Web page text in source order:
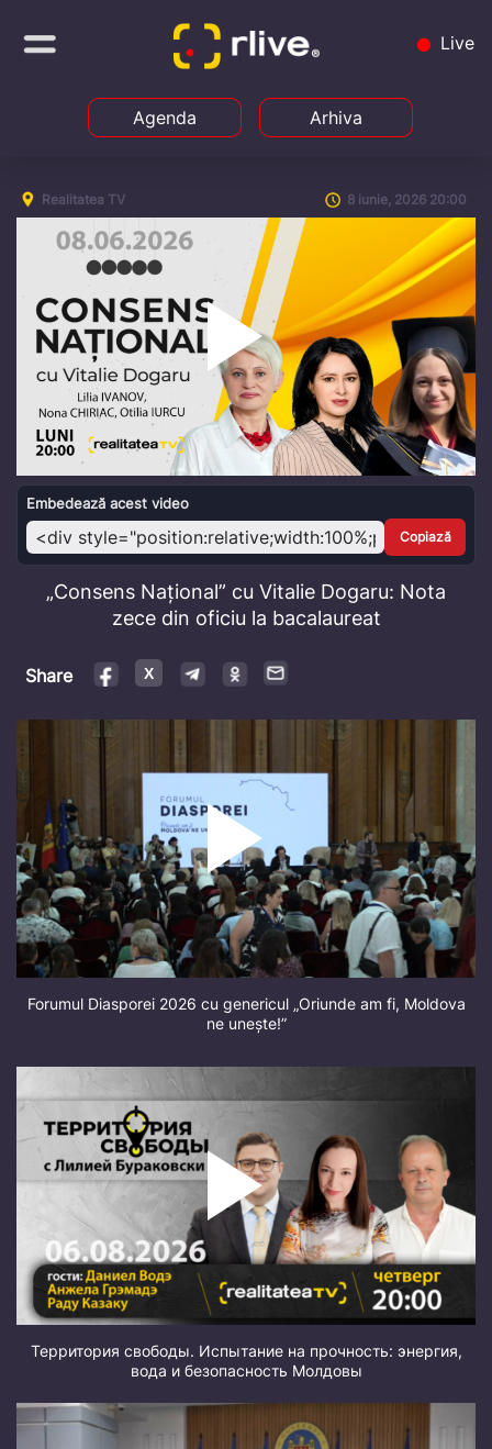
Live
Agenda Arhiva
Realitatea TV 8 iunie, 2026 20:00
Play
Video
Embedează acest video
Copiază
„Consens Național” cu Vitalie Dogaru: Nota
zece din oficiu la bacalaureat
Share
Forumul Diasporei 2026 cu genericul „Oriunde am fi, Moldova
ne unește!”
Территория свободы. Испытание на прочность: энергия,
вода и безопасность Молдовы